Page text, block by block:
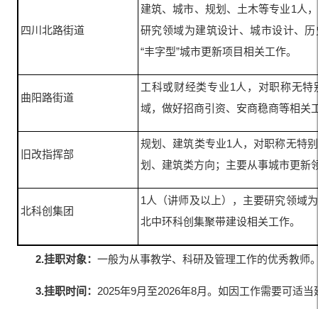
四川北路街道
建筑、城市、规划、土木等专业1人
研究领域为建筑设计、城市设计、
“丰字型”城市更新项目相关工作。
曲阳路街道
工科或财经类专业1人，对职称无
域，做好招商引资、安商稳商等相关
旧改指挥部
规划、建筑类专业1人，对职称无特
划、建筑类方向；主要从事城市更新
北科创集团
1人（讲师及以上），主要研究领域
北中环科创集聚带建设相关工作。
2.挂职对象： 一般为从事教学、科研及管理工作的优秀教师
3.挂职时间： 2025年9月至2026年8月。如因工作需要可适